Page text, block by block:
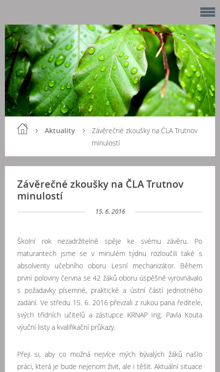
Aktuality
Závěrečné zkoušky na ČLA Trutnov
minulostí
Závěrečné zkoušky na ČLA Trutnov
minulostí
15. 6. 2016
Školní rok nezadržitelně spěje ke svému závěru. Po
maturantech jsme se v minulém týdnu rozloučili také s
absolventy učebního oboru Lesní mechanizátor. Během
první poloviny června se 42 žáků oboru úspěšně vyrovnávalo
s požadavky písemné, praktické a ústní částí jednotného
zadání. Ve středu 15. 6. 2016 převzali z rukou pana ředitele,
svých třídních učitelů a zástupce KRNAP Ing. Pavla Kouta
výuční listy a kvalifikační průkazy.
Přeji si, aby co možná nejvíce mých bývalých žáků našlo
práci, která je bude nejenom živit, ale i těšit. Aktuální situace